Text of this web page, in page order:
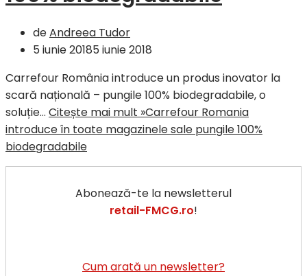
deAndreea Tudor
5 iunie 20185 iunie 2018
Carrefour România introduce un produs inovator la
scară națională – pungile 100% biodegradabile, o
soluție… Citește mai mult »Carrefour Romania
introduce în toate magazinele sale pungile 100%
biodegradabile
Abonează-te la newsletterul
retail-FMCG.ro!
Cum arată un newsletter?